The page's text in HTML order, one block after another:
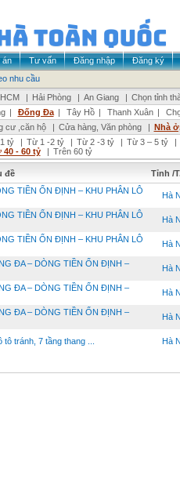
án Tư vấn Đăng nhập Đăng ký
nhu cầu
| Hải Phòng | An Giang | Chọn tỉnh
| Đống Đa | Tây Hồ | Thanh Xuân |
cư ,căn hộ | Cửa hàng, Văn phòng | Nhà
tỷ | Từ 1 -2 tỷ | Từ 2 -3 tỷ | Từ 3 – 5 tỷ |
40 - 60 tỷ | Trên 60 tỷ
đề Tỉnh /
TIỀN ỔN ĐỊNH – KHU PHÂN LÔ
Hà
TIỀN ỔN ĐỊNH – KHU PHÂN LÔ
Hà
TIỀN ỔN ĐỊNH – KHU PHÂN LÔ
Hà
ĐA – DÒNG TIỀN ỔN ĐỊNH –
Hà
ĐA – DÒNG TIỀN ỔN ĐỊNH –
Hà
ĐA – DÒNG TIỀN ỔN ĐỊNH –
Hà
tránh, 7 tầng thang ... Hà